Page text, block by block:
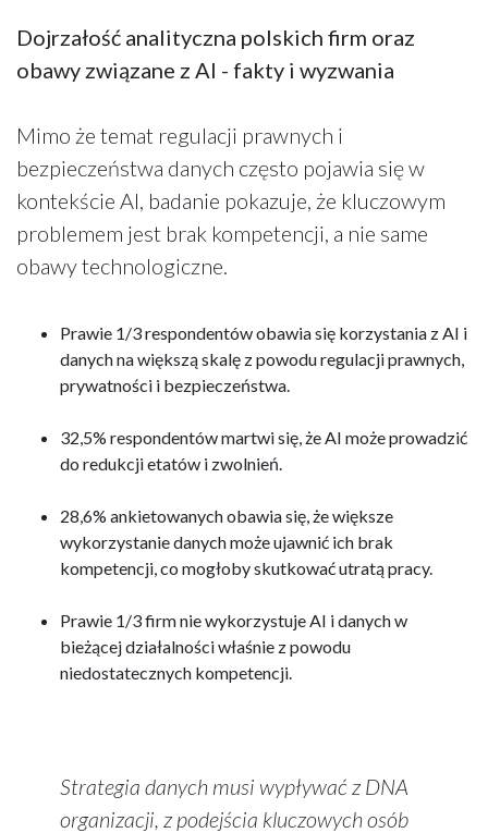
Dojrzałość analityczna polskich firm oraz
obawy związane z AI - fakty i wyzwania
Mimo że temat regulacji prawnych i
bezpieczeństwa danych często pojawia się w
kontekście AI, badanie pokazuje, że kluczowym
problemem jest brak kompetencji, a nie same
obawy technologiczne.
Prawie 1/3 respondentów obawia się korzystania z AI i
danych na większą skalę z powodu regulacji prawnych,
prywatności i bezpieczeństwa.
32,5% respondentów martwi się, że AI może prowadzić
do redukcji etatów i zwolnień.
28,6% ankietowanych obawia się, że większe
wykorzystanie danych może ujawnić ich brak
kompetencji, co mogłoby skutkować utratą pracy.
Prawie 1/3 firm nie wykorzystuje AI i danych w
bieżącej działalności właśnie z powodu
niedostatecznych kompetencji.
Strategia danych musi wypływać z DNA
organizacji, z podejścia kluczowych osób